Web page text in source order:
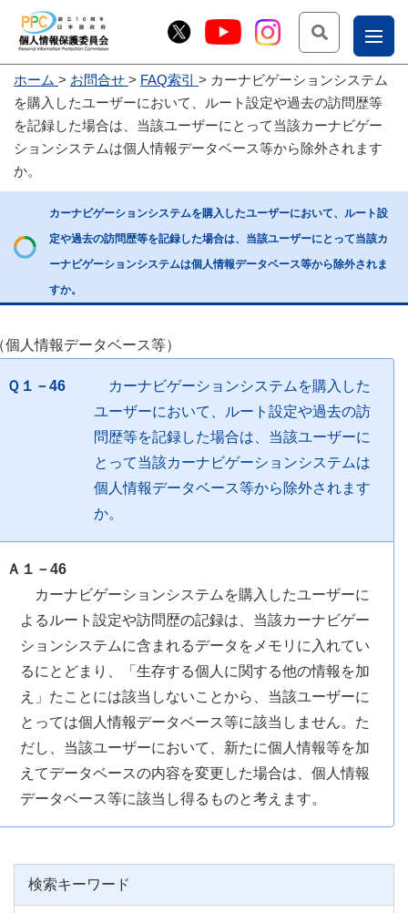
お
問
こー
じょ
ー部
ホーム お問合せ FAQ索引
カーナビゲーションシステム
を購入したユーザーにおいて、ルート設定や過去の訪問歴等
を記録した場合は、当該ユーザーにとって当該カーナビゲー
ションシステムは個人情報データベース等から除外されます
か。
カーナビゲーションシステムを購入したユーザーにおいて、ルート設
定や過去の訪問歴等を記録した場合は、当該ユーザーにとって当該カ
ーナビゲーションシステムは個人情報データベース等から除外されま
すか。
個人情報データベース等）
Ｑ１－46
カーナビゲーションシステムを購入した
ユーザーにおいて、ルート設定や過去の訪
問歴等を記録した場合は、当該ユーザーに
とって当該カーナビゲーションシステムは
個人情報データベース等から除外されます
か。
Ａ１－46
カーナビゲーションシステムを購入したユーザーに
よるルート設定や訪問歴の記録は、当該カーナビゲー
ションシステムに含まれるデータをメモリに入れてい
るにとどまり、「生存する個人に関する他の情報を加
え」たことには該当しないことから、当該ユーザーに
とっては個人情報データベース等に該当しません。た
だし、当該ユーザーにおいて、新たに個人情報等を加
えてデータベースの内容を変更した場合は、個人情報
データベース等に該当し得るものと考えます。
検索キーワード